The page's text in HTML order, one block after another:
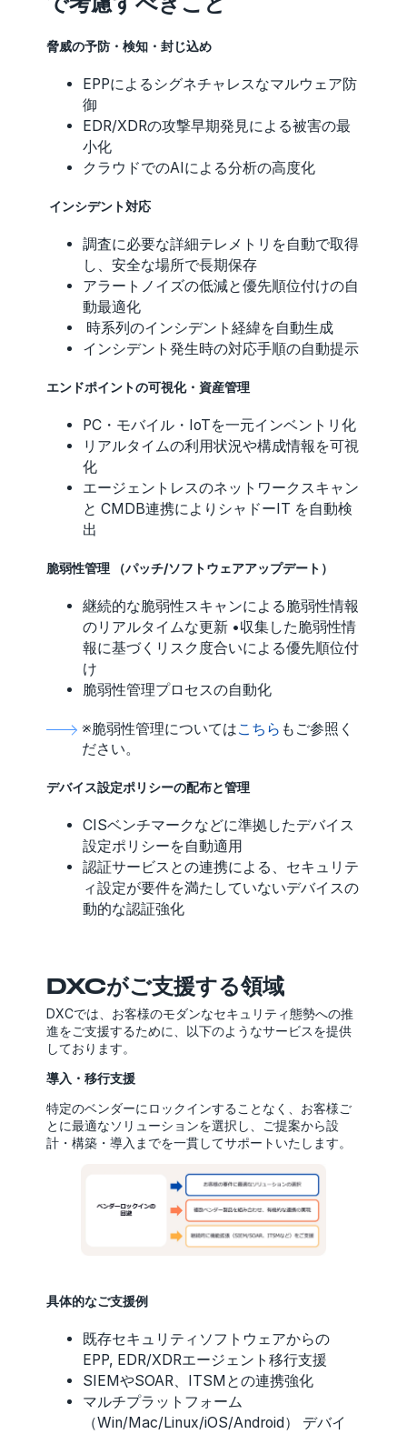
脅威の予防・検知・封じ込め
EPPによるシグネチャレスなマルウェア防
御
EDR/XDRの攻撃早期発見による被害の最
小化
クラウドでのAIによる分析の高度化
インシデント対応
調査に必要な詳細テレメトリを自動で取得
し、安全な場所で長期保存
アラートノイズの低減と優先順位付けの自
動最適化
時系列のインシデント経緯を自動生成
インシデント発生時の対応手順の自動提示
エンドポイントの可視化・資産管理
PC・モバイル・IoTを一元インベントリ化
リアルタイムの利用状況や構成情報を可視
化
エージェントレスのネットワークスキャン
と CMDB連携によりシャドーIT を自動検
出
脆弱性管理 （パッチ/ソフトウェアアップデート）
継続的な脆弱性スキャンによる脆弱性情報
のリアルタイムな更新 •収集した脆弱性情
報に基づくリスク度合いによる優先順位付
け
脆弱性管理プロセスの自動化
※脆弱性管理についてはこちら もご参照く
ださい。
デバイス設定ポリシーの配布と管理
CISベンチマークなどに準拠したデバイス
設定ポリシーを自動適用
認証サービスとの連携による、セキュリテ
ィ設定が要件を満たしていないデバイスの
動的な認証強化
DXCがご支援する領域
DXCでは、お客様のモダンなセキュリティ態勢への推
進をご支援するために、以下のようなサービスを提供
しております。
導入・移行支援
特定のベンダーにロックインすることなく、お客様ご
とに最適なソリューションを選択し、ご提案から設
計・構築・導入までを一貫してサポートいたします。
具体的なご支援例
既存セキュリティソフトウェアからの
EPP, EDR/XDRエージェント移行支援
SIEMやSOAR、ITSMとの連携強化
マルチプラットフォーム
（Win/Mac/Linux/iOS/Android） デバイ